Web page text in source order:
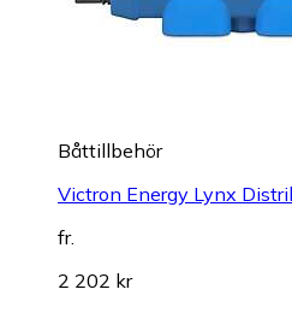
Båttillbehör
Victron Energy Lynx
fr.
2 202 kr